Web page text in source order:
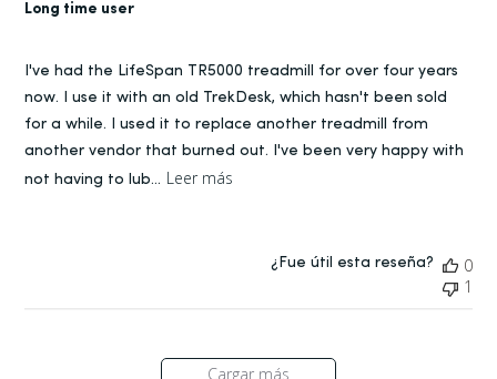
Long time user
I've had the LifeSpan TR5000 treadmill for over four years
now. I use it with an old TrekDesk, which hasn't been sold
for a while. I used it to replace another treadmill from
another vendor that burned out. I've been very happy with
not having to lub... Leer más
¿Fue útil esta reseña?
0
1
Cargar más